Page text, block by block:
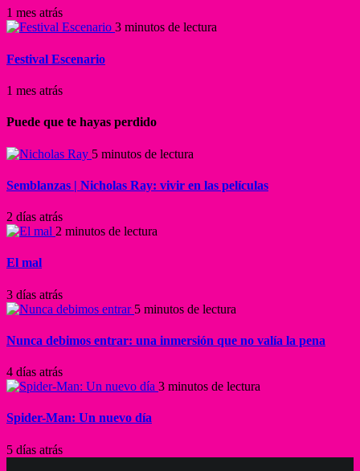
1 mes atrás
3 minutos de lectura
Festival Escenario
1 mes atrás
Puede que te hayas perdido
5 minutos de lectura
Semblanzas | Nicholas Ray: vivir en las películas
2 días atrás
2 minutos de lectura
El mal
3 días atrás
5 minutos de lectura
Nunca debimos entrar: una inmersión que no valía la pena
4 días atrás
3 minutos de lectura
Spider-Man: Un nuevo día
5 días atrás